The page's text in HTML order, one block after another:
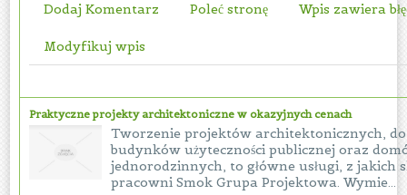
Dodaj Komentarz Poleć stronę Wpis zawiera
Modyfikuj wpis
Praktyczne projekty architektoniczne w okazyjnych cenach
Tworzenie projektów architektonicznych,
budynków użyteczności publicznej oraz
jednorodzinnych, to główne usługi, z jakich
pracowni Smok Grupa Projektowa. Wymie...